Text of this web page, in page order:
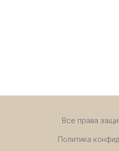
Все права
Политика